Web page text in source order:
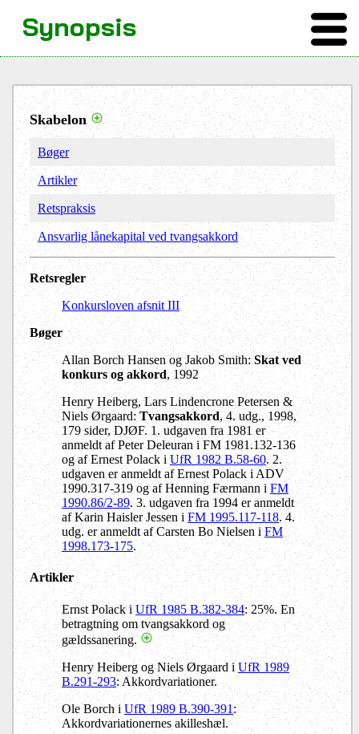
Skabelon
Bøger
Artikler
Retspraksis
Ansvarlig lånekapital ved tvangsakkord
Retsregler
Konkursloven afsnit III
Bøger
Allan Borch Hansen og Jakob Smith: Skat ved
konkurs og akkord, 1992
Henry Heiberg, Lars Lindencrone Petersen &
Niels Ørgaard: Tvangsakkord, 4. udg., 1998,
179 sider, DJØF. 1. udgaven fra 1981 er
anmeldt af Peter Deleuran i FM 1981.132-136
og af Ernest Polack iUfR 1982 B.58-60. 2.
udgaven er anmeldt af Ernest Polack i ADV
1990.317-319 og af Henning Færmann iFM
1990.86/2-89. 3. udgaven fra 1994 er anmeldt
af Karin Haisler Jessen i FM 1995.117-118. 4.
udg. er anmeldt af Carsten Bo Nielsen iFM
1998.173-175.
Artikler
Ernst Polack iUfR 1985 B.382-384: 25%. En
betragtning om tvangsakkord og
gældssanering.
Henry Heiberg og Niels Ørgaard iUfR 1989
B.291-293: Akkordvariationer.
Ole Borch iUfR 1989 B.390-391:
Akkordvariationernes akilleshæl.
Synopsis